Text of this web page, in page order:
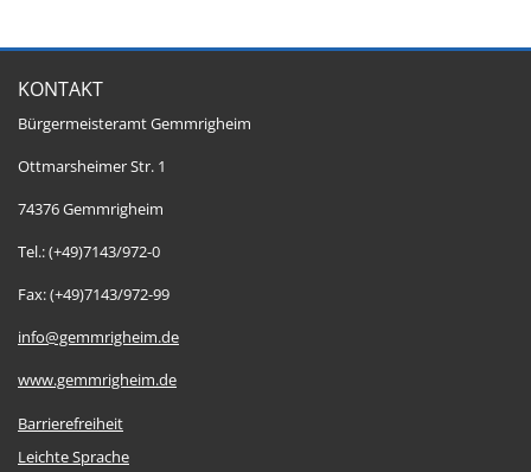
KONTAKT
Bürgermeisteramt Gemmrigheim
Ottmarsheimer Str. 1
74376 Gemmrigheim
Tel.: (+49)7143/972-0
Fax: (+49)7143/972-99
info@gemmrigheim.de
www.gemmrigheim.de
Barrierefreiheit
Leichte Sprache